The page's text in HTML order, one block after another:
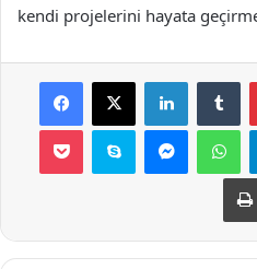
kendi projelerini hayata
Facebook
X LinkedIn
Pocket Skype